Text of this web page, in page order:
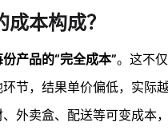
本构成？
产品的“完全成本”。这不
节，结果单价偏低，实际
外卖盒、配送等可变成本